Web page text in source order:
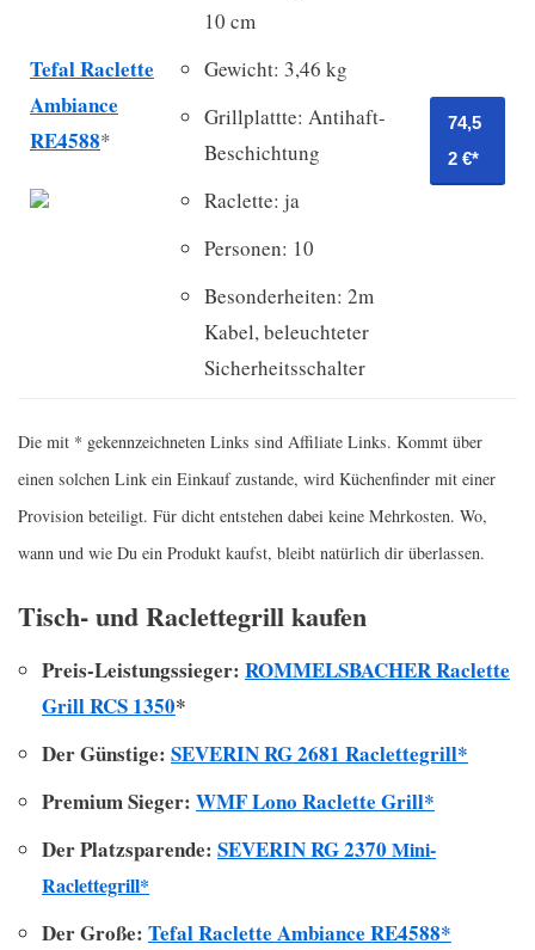
Tefal Raclette
Ambiance
RE4588*
10 cm
Gewicht: 3,46 kg
Grillplattte: Antihaft-
Beschichtung
Raclette: ja
Personen: 10
Besonderheiten: 2m
Kabel, beleuchteter
Sicherheitsschalter
74,5
2 €*
Die mit * gekennzeichneten Links sind Affiliate Links. Kommt über
einen solchen Link ein Einkauf zustande, wird Küchenfinder mit einer
Provision beteiligt. Für dicht entstehen dabei keine Mehrkosten. Wo,
wann und wie Du ein Produkt kaufst, bleibt natürlich dir überlassen.
Tisch- und Raclettegrill kaufen
Preis-Leistungssieger: ROMMELSBACHER Raclette
Grill RCS 1350*
Der Günstige: SEVERIN RG 2681 Raclettegrill*
Premium Sieger: WMF Lono Raclette Grill*
Der Platzsparende: SEVERINRG 2370 Mini-
Raclettegrill*
Der Große: Tefal Raclette Ambiance RE4588*